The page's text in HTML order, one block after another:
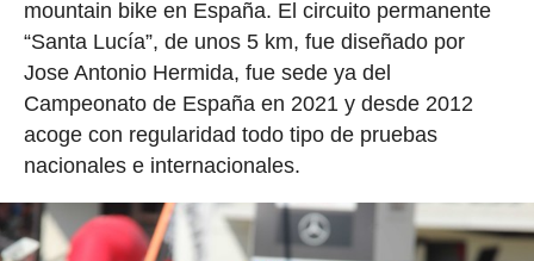
mountain bike en España. El circuito permanente
“Santa Lucía”, de unos 5 km, fue diseñado por
Jose Antonio Hermida, fue sede ya del
Campeonato de España en 2021 y desde 2012
acoge con regularidad todo tipo de pruebas
nacionales e internacionales.